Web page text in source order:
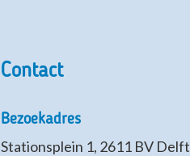
Contact
Bezoekadres
Stationsplein 1, 2611 BV Delft